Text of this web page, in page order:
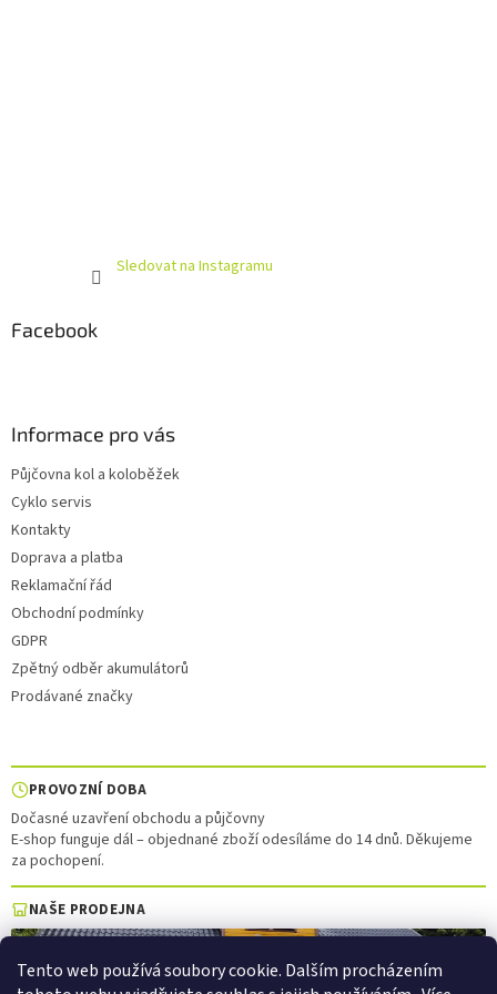
Tento web používá soubory cookie. Dalším procházením
Sledovat na Instagramu
Facebook
Informace pro vás
Půjčovna kol a koloběžek
Cyklo servis
Kontakty
Doprava a platba
Reklamační řád
Obchodní podmínky
GDPR
Zpětný odběr akumulátorů
Prodávané značky
PROVOZNÍ DOBA
Dočasné uzavření obchodu a půjčovny
E-shop funguje dál – objednané zboží odesíláme do 14 dnů. Děkujeme
za pochopení.
NAŠE PRODEJNA